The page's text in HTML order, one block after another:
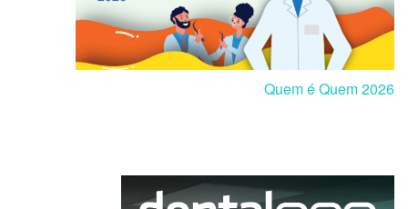
Quem é Quem 2026